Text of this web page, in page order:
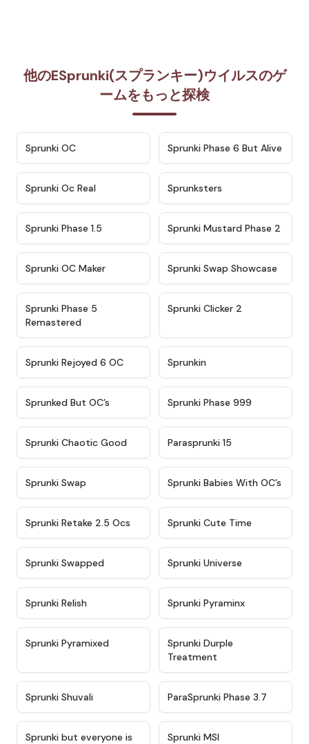
他のESprunki(スプランキー)ウイルスのゲ
ームをもっと探検
Sprunki OC ★ 4.9
Sprunki Phase 6 But Alive
Sprunki Oc Real Sprunksters
Sprunki Phase 1.5 ★ 4.4
Sprunki Mustard Phase 2
Sprunki OC Maker ★ 4.6
Sprunki Swap Showcase
Sprunki Phase 5
Remastered
Sprunki Clicker 2
★ 4.4
Sprunki Rejoyed 6 OC Sprunkin
Sprunked But OC’s Sprunki Phase 999
★ 4.7
Sprunki Chaotic Good Parasprunki 15
Sprunki Swap ★ 4.8
Sprunki Babies With OC’s
★ 4.6
Sprunki Retake 2.5 Ocs Sprunki Cute Time
Sprunki Swapped Sprunki Universe
Sprunki Relish Sprunki Pyraminx
Sprunki Pyramixed
Sprunki Durple
Treatment
Sprunki Shuvali ★ 4.6
ParaSprunki Phase 3.7
★ 4.5
Sprunki but everyone is
Sprunki MSI